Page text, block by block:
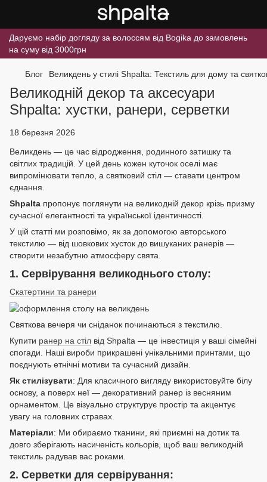
Даруємо набір догляду за волоссям від Bogika до замовлень
на суму від 3000грн
Блог Великдень у стилі Shpalta: Текстиль для дому та
Великодній декор та аксесуари
Shpalta: хустки, ранери, серветки
18 березня 2026
Великдень — це час відродження, родинного затишку та
світлих традицій. У цей день кожен куточок оселі має
випромінювати тепло, а святковий стіл — ставати центром
єднання.
Shpalta пропонує поглянути на великодній декор крізь призму
сучасної елегантності та української ідентичності.
У цій статті ми розповімо, як за допомогою авторського
текстилю — від шовкових хусток до вишуканих ранерів —
створити незабутню атмосферу свята.
1. Сервірування великоднього столу:
Скатертини та ранери
Святкова вечеря чи сніданок починаються з текстилю.
Купити ранер на стіл від Shpalta — це інвестиція у ваші сімейні
спогади. Наші вироби прикрашені унікальними принтами, що
поєднують етнічні мотиви та сучасний дизайн.
Як стилізувати: Для класичного вигляду використовуйте білу
основу, а поверх неї — декоративний ранер із весняним
орнаментом. Це візуально структурує простір та акцентує
увагу на головних стравах.
Матеріали: Ми обираємо тканини, які приємні на дотик та
довго зберігають насиченість кольорів, щоб ваш великодній
текстиль радував вас роками.
2. Серветки для сервірування: